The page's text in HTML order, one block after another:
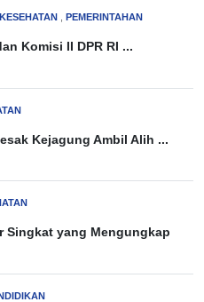
KESEHATAN
PEMERINTAHAN
Komisi II DPR RI ...
Kejagung Ambil Alih ...
Singkat yang Mengungkap